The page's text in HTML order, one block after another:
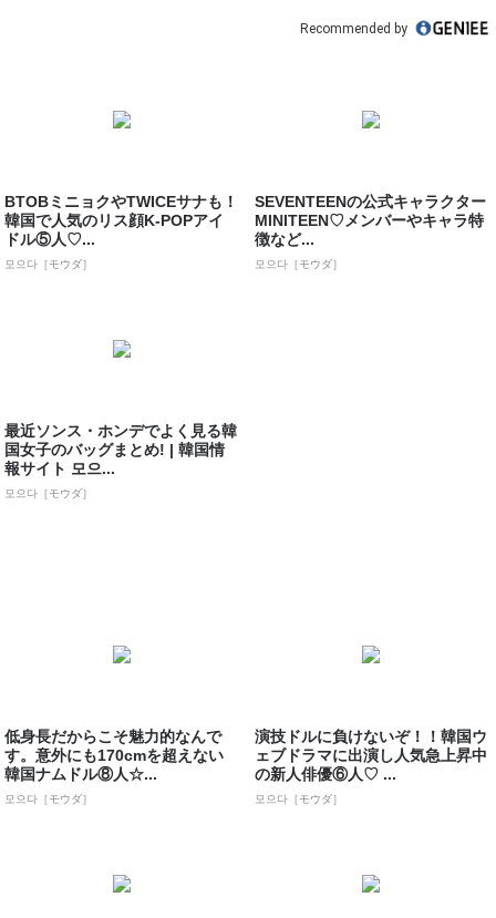
Recommended by
BTOBミニョクやTWICEサナも！
韓国で人気のリス顔K-POPアイ
ドル⑤人♡...
모으다［モウダ］
SEVENTEENの公式キャラクター
MINITEEN♡メンバーやキャラ特
徴など...
모으다［モウダ］
最近ソンス・ホンデでよく見る韓
国女子のバッグまとめ! | 韓国情
報サイト 모으...
모으다［モウダ］
低身長だからこそ魅力的なんで
す。意外にも170cmを超えない
韓国ナムドル⑧人☆...
모으다［モウダ］
演技ドルに負けないぞ！！韓国ウ
ェブドラマに出演し人気急上昇中
の新人俳優⑥人♡ ...
모으다［モウダ］